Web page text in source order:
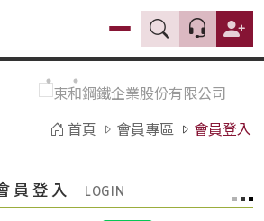
首頁 會員專區 會員登入
員登入